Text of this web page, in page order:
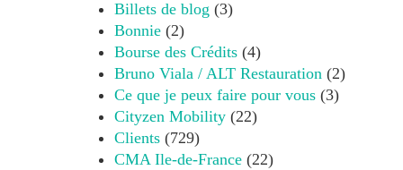
Billets de blog (3)
Bonnie (2)
Bourse des Crédits (4)
Bruno Viala / ALT Restauration (2)
Ce que je peux faire pour vous (3)
Cityzen Mobility (22)
Clients (729)
CMA Ile-de-France (22)